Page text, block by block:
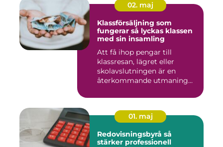
02. maj
Klassförsäljning som
fungerar så lyckas klassen
med sin insamling
Att få ihop pengar till
klassresan, lägret eller
skolavslutningen är en
återkommande utmaning
01. maj
Redovisningsbyrå så
stärker professionell